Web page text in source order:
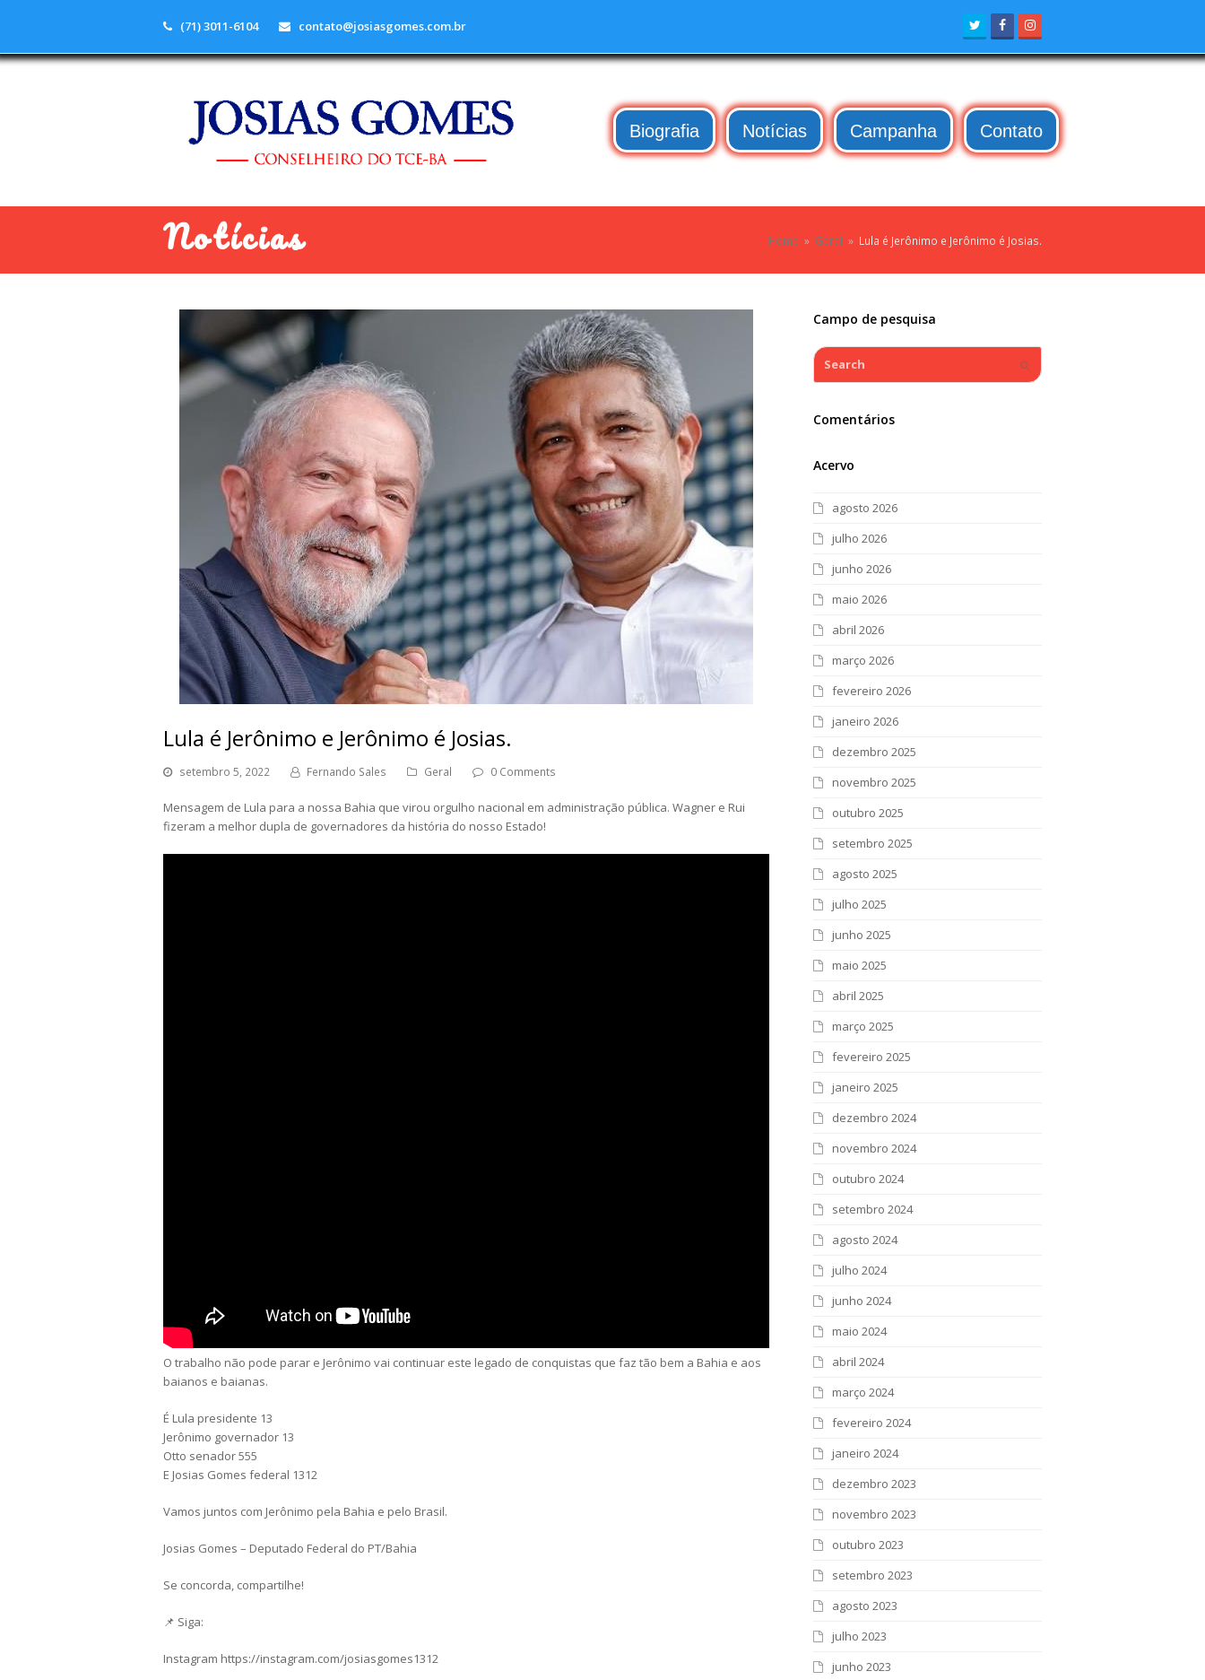
(71) 3011-6104 contato@josiasgomes.com.br TwitterFacebook
Biografia Notícias Campanha Contato
Notícias Home » Geral » Lula é Jerônimo e Jerônimo é Josias.
Lula é Jerônimo e Jerônimo é Josias.
setembro 5, 2022 Fernando Sales Geral 0 Comments
Mensagem de Lula para a nossa Bahia que virou orgulho nacional em administração pública. Wagner e Rui
fizeram a melhor dupla de governadores da história do nosso Estado!
O trabalho não pode parar e Jerônimo vai continuar este legado de conquistas que faz tão bem a Bahia e aos
baianos e baianas.
É Lula presidente 13
Jerônimo governador 13
Otto senador 555
E Josias Gomes federal 1312
Vamos juntos com Jerônimo pela Bahia e pelo Brasil.
Josias Gomes – Deputado Federal do PT/Bahia
Se concorda, compartilhe!
📌 Siga:
Instagram https://instagram.com/josiasgomes1312
Campo de pesquisa
Search
Comentários
Acervo
agosto 2026
julho 2026
junho 2026
maio 2026
abril 2026
março 2026
fevereiro 2026
janeiro 2026
dezembro 2025
novembro 2025
outubro 2025
setembro 2025
agosto 2025
julho 2025
junho 2025
maio 2025
abril 2025
março 2025
fevereiro 2025
janeiro 2025
dezembro 2024
novembro 2024
outubro 2024
setembro 2024
agosto 2024
julho 2024
junho 2024
maio 2024
abril 2024
março 2024
fevereiro 2024
janeiro 2024
dezembro 2023
novembro 2023
outubro 2023
setembro 2023
agosto 2023
julho 2023
junho 2023